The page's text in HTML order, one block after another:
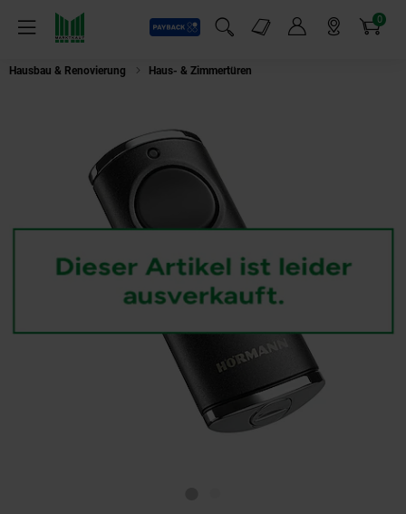
Menü
Payback
Suchfeld einblenden
Markt-Angebote 0
Artikel
Hausbau & Renovierung Haus- & Zimmertüren